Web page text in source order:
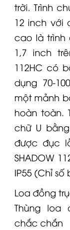
trời. Trình
12 inch với
cao là trình
1,7 inch
112HC có
dụng 70-
một mảnh
hoàn toàn.
chữ U
được đục
SHADOW
IP55 (Chỉ
Loa đồng
Thùng loa
chắc chắn